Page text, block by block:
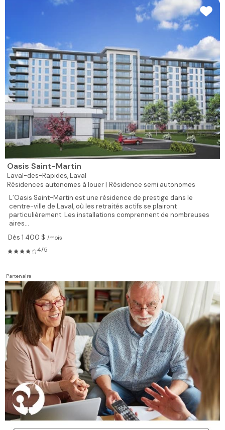
Oasis Saint-Martin
Laval-des-Rapides,Laval
Résidences autonomes à louer | Résidence semi autonomes
L’Oasis Saint-Martin est une résidence de prestige dans le
centre-ville de Laval, où les retraités actifs se plairont
particulièrement. Les installations comprennent de nombreuses
aires...
Dès 1 400 $ /mois
4/5
Partenaire